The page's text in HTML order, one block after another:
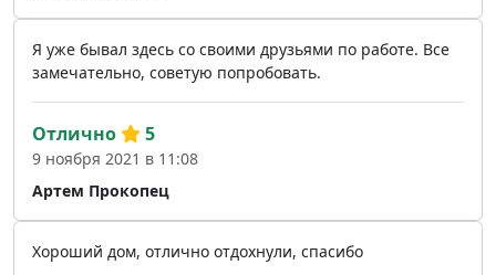
Я уже бывал здесь со своими друзьями по работе. Все
замечательно, советую попробовать.
Артем Прокопец
Отлично 5
9 ноября 2021 в 11:08
Хороший дом, отлично отдохнули, спасибо